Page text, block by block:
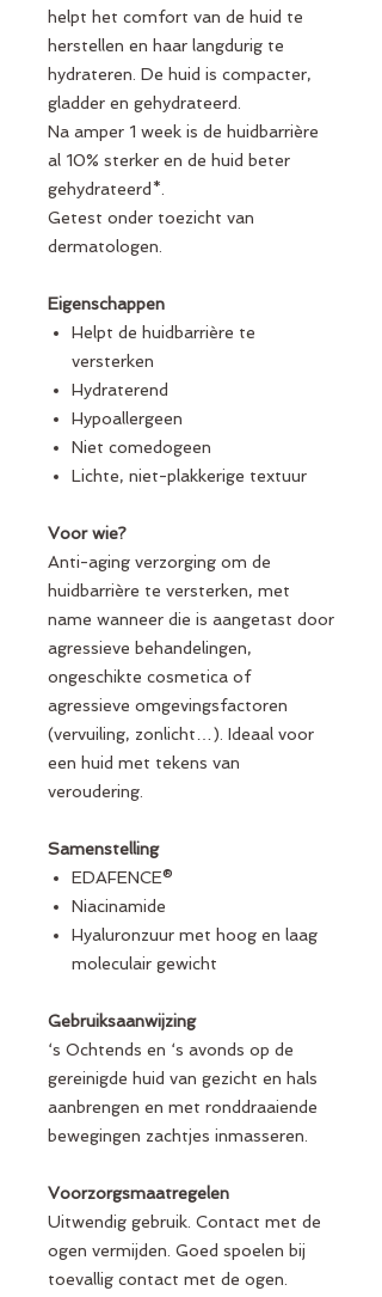
helpt het comfort van de huid te
herstellen en haar langdurig te
hydrateren. De huid is compacter,
gladder en gehydrateerd.
Na amper 1 week is de huidbarrière
al 10% sterker en de huid beter
gehydrateerd*.
Getest onder toezicht van
dermatologen.
Eigenschappen
Helpt de huidbarrière te
versterken
Hydraterend
Hypoallergeen
Niet comedogeen
Lichte, niet-plakkerige textuur
Voor wie?
Anti-aging verzorging om de
huidbarrière te versterken, met
name wanneer die is aangetast door
agressieve behandelingen,
ongeschikte cosmetica of
agressieve omgevingsfactoren
(vervuiling, zonlicht…). Ideaal voor
een huid met tekens van
veroudering.
Samenstelling
EDAFENCE®
Niacinamide
Hyaluronzuur met hoog en laag
moleculair gewicht
Gebruiksaanwijzing
‘s Ochtends en ‘s avonds op de
gereinigde huid van gezicht en hals
aanbrengen en met ronddraaiende
bewegingen zachtjes inmasseren.
Voorzorgsmaatregelen
Uitwendig gebruik. Contact met de
ogen vermijden. Goed spoelen bij
toevallig contact met de ogen.